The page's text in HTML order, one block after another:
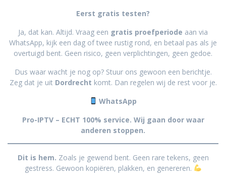
Eerst gratis testen?
Ja, dat kan. Altijd. Vraag een gratis proefperiode aan via
WhatsApp, kijk een dag of twee rustig rond, en betaal pas als je
overtuigd bent. Geen risico, geen verplichtingen, geen gedoe.
Dus waar wacht je nog op? Stuur ons gewoon een berichtje.
Zeg dat je uit Dordrecht komt. Dan regelen wij de rest voor je.
WhatsApp
Pro-IPTV – ECHT 100% service. Wij gaan door waar
anderen stoppen.
Dit is hem. Zoals je gewend bent. Geen rare tekens, geen
gestress. Gewoon kopiëren, plakken, en genereren.